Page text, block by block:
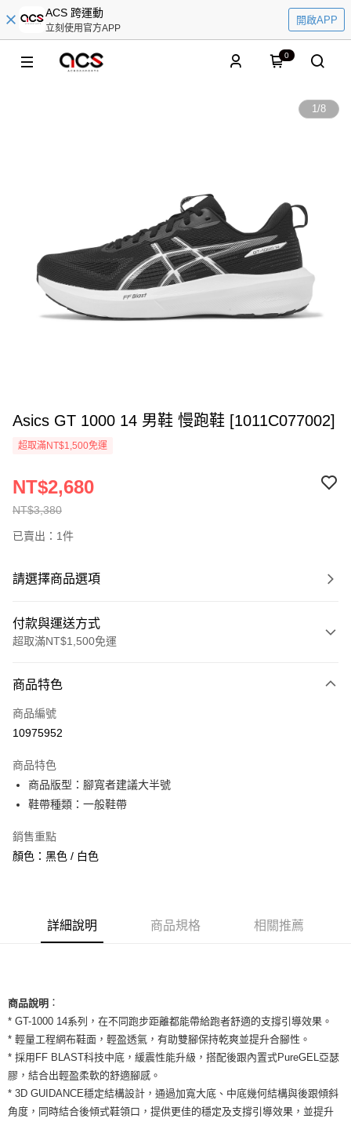
ACS 跨運動
立刻使用官方APP
開啟APP
0
1/8
Asics GT 1000 14 男鞋 慢跑鞋 [1011C077002]
超取滿NT$1,500免運
NT$3,380
NT$2,680
已賣出：1件
請選擇商品選項
付款與運送方式
超取滿NT$1,500免運
信用卡一次付款
信用卡分期付款
合作金庫商業銀行
華南商業銀行
上海商業儲蓄銀行
臺灣中小企業銀行
匯豐（台灣）商業銀行
台新國際商業銀行
中國信託商業銀行
超商取貨付款
LINE Pay
Apple Pay
街口支付
全盈+PAY
AFTEE先享後付是「在收到商品之後才付款」的支付方式。 讓您購物簡單
便利好安心！
２．便利：只要手機號碼，簡訊認證，即可結帳。
３．安心：先確認商品／服務後，再付款。
【「AFTEE先享後付」結帳流程】
１．於結帳方式選擇「AFTEE先享後付」後，將跳轉至「AFTEE先享後付」
結帳頁面，進行簡訊認證並確認金額後，即可完成結帳。
ATM付款
運送方式
全家取貨付款
每筆NT$60，滿NT$1,500(含以上)免運費
付款後全家取貨
商品特色
商品編號
10975952
商品特色
商品版型：腳寬者建議大半號
鞋帶種類：一般鞋帶
銷售重點
顏色：黑色 / 白色
詳細說明 商品規格 相關推薦
商品說明 ：
* GT-1000 14系列，在不同跑步距離都能帶給跑者舒適的支撐引導效果。
* 輕量工程網布鞋面，輕盈透氣，有助雙腳保持乾爽並提升合腳性。
* 採用FF BLAST科技中底，緩震性能升級，搭配後跟內置式PureGEL亞瑟
膠，結合出輕盈柔軟的舒適腳感。
* 3D GUIDANCE穩定結構設計，通過加寬大底、中底幾何結構與後跟傾斜
角度，同時結合後傾式鞋領口，提供更佳的穩定及支撐引導效果，並提升